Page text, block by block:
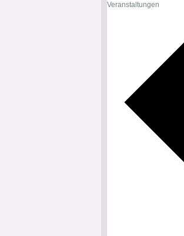
Veranstaltungen